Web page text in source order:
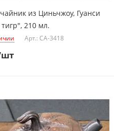
из Циньчжоу, Гуанси
210 мл.
Арт.: CA-3418